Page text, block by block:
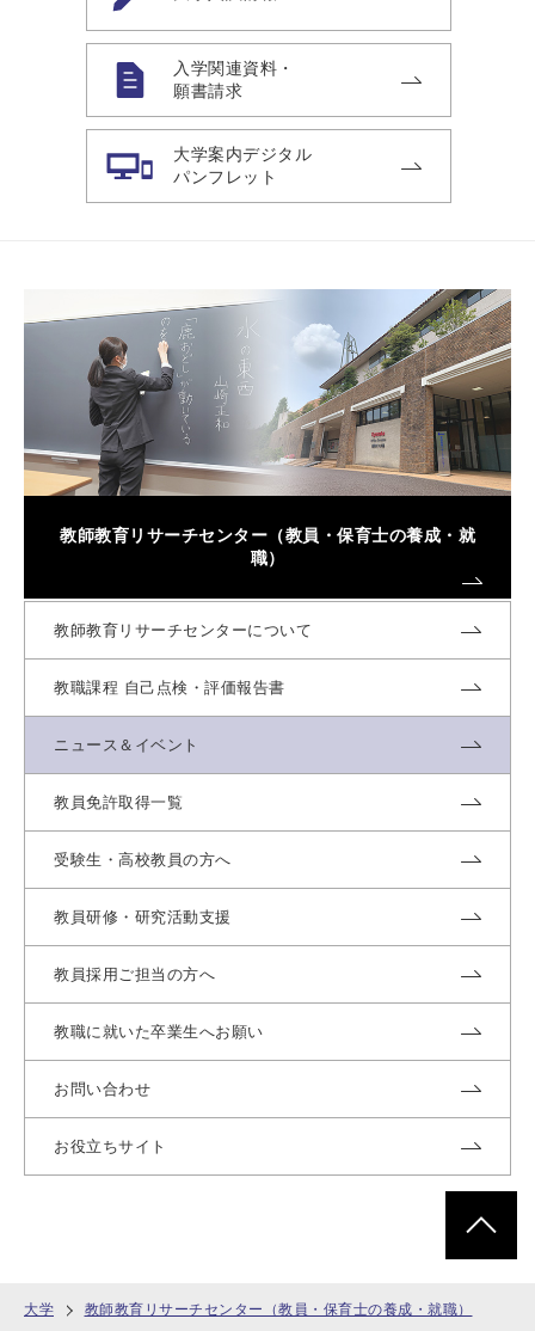
大学
教師教育リサーチセンター（教員・保育士の養成・就職）
入学関連資料・
願書請求
大学案内デジタル
パンフレット
教師教育リサーチセンター（教員・保育士の養成・就
職）
教師教育リサーチセンターについて
教職課程 自己点検・評価報告書
ニュース＆イベント
教員免許取得一覧
受験生・高校教員の方へ
教員研修・研究活動支援
教員採用ご担当の方へ
教職に就いた卒業生へお願い
お問い合わせ
お役立ちサイト